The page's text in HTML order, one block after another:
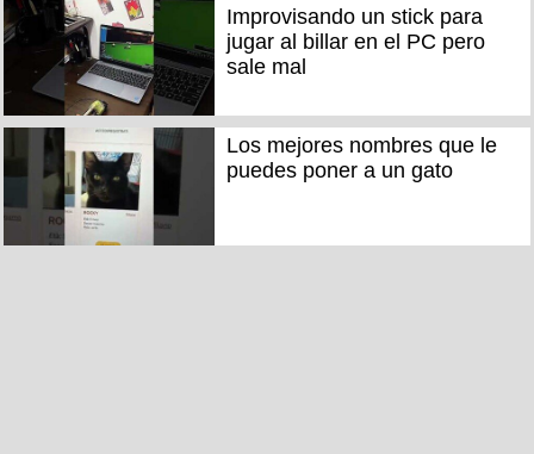
Improvisando un stick para
jugar al billar en el PC pero
sale mal
Los mejores nombres que le
puedes poner a un gato